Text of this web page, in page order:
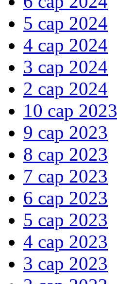
5 сар 2024
4 сар 2024
3 сар 2024
2 сар 2024
10 сар 2023
9 сар 2023
8 сар 2023
7 сар 2023
6 сар 2023
5 сар 2023
4 сар 2023
3 сар 2023